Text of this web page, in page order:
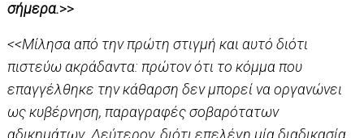
σήμερα.>>
<<Μίλησα από την πρώτη στιγμή και αυτό διότι
πιστεύω ακράδαντα: πρώτον ότι το κόμμα που
επαγγέλθηκε την κάθαρση δεν μπορεί να οργανώνει
ως κυβέρνηση, παραγραφές σοβαρότατων